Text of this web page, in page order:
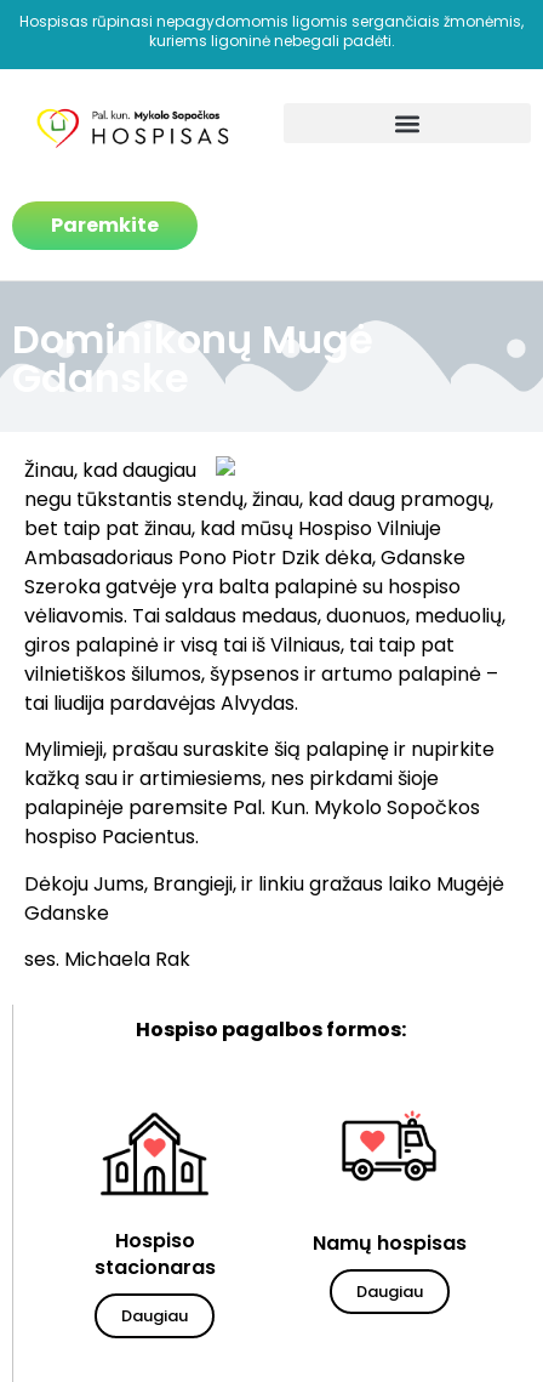
Hospisas rūpinasi nepagydomomis ligomis sergančiais žmonėmis,
kuriems ligoninė nebegali padėti.
Paremkite
Dominikonų Mugė
Gdanske
Žinau, kad daugiau
negu tūkstantis stendų, žinau, kad daug pramogų,
bet taip pat žinau, kad mūsų Hospiso Vilniuje
Ambasadoriaus Pono Piotr Dzik dėka, Gdanske
Szeroka gatvėje yra balta palapinė su hospiso
vėliavomis. Tai saldaus medaus, duonuos, meduolių,
giros palapinė ir visą tai iš Vilniaus, tai taip pat
vilnietiškos šilumos, šypsenos ir artumo palapinė –
tai liudija pardavėjas Alvydas.
Mylimieji, prašau suraskite šią palapinę ir nupirkite
kažką sau ir artimiesiems, nes pirkdami šioje
palapinėje paremsite Pal. Kun. Mykolo Sopočkos
hospiso Pacientus.
Dėkoju Jums, Brangieji, ir linkiu gražaus laiko Mugėjė
Gdanske
ses. Michaela Rak
Hospiso pagalbos formos:
Hospiso
stacionaras
Daugiau
Namų hospisas
Daugiau